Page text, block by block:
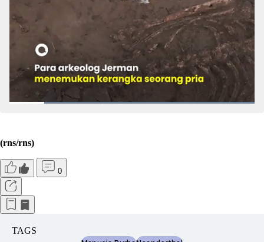
(rns/rns)
0
TAGS